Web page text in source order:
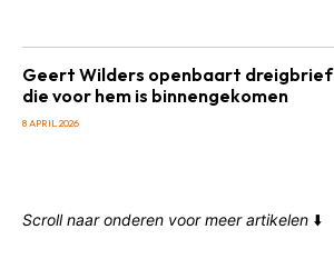
Geert Wilders openbaart dreigbrief
die voor hem is binnengekomen
8 APRIL 2026
Scroll naar onderen voor meer artikelen ⬇️